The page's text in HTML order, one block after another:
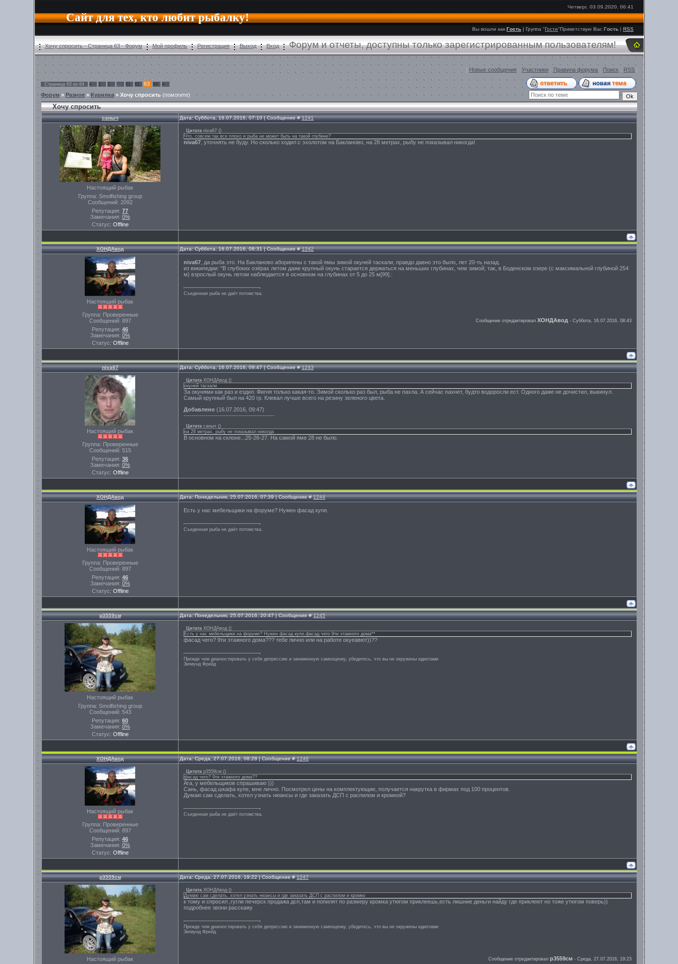
Сайт для тех, кто любит рыбалку!
Четверг, 03.09.2020, 06:41
Вы вошли как Гость|Группа"Гости"Приветствую Вас Гость |RSS
Хочу спросить - Страница 63 - Форум Мой профиль Регистрация Выход Вход Форум и отчеты, доступны только зарегистрированным пользователям!
[ Новые сообщения Участники Правила форума Поиск RSS ]
Страница 63 из 64 « 1 2 … 61 62 63 64 »
Форум» Разное » Курилка» Хочу спросить (помогите)
Хочу спросить
саныч Дата: Суббота, 16.07.2016, 07:10 | Сообщение #1241
Настоящий рыбак
Группа: Smolfishing group
Сообщений: 2092
Репутация: 77
Замечания: 0%
Статус: Offline
Цитата niva67 ()
Что, совсем так все плохо и рыба не может быть на такой глубине?
niva67 , уточнять не буду. Но сколько ходил с эхолотом на Бакланово, на 28 метрах, рыбу не показывал никогда!
ХОНДАвод Дата: Суббота, 16.07.2016, 08:31 | Сообщение #1242
Настоящий рыбак
Группа: Проверенные
Сообщений: 897
Репутация: 46
Замечания: 0%
Статус: Offline
niva67 , да рыба это. На Бакланово аборигены с такой ямы зимой окуней таскали, правдо давно это было, лет 20-ть назад.
из википедии: "В глубоких озёрах летом даже крупный окунь старается держаться на меньших глубинах, чем зимой; так, в Боденском озере (с максимальной глубиной 254
м) взрослый окунь летом наблюдается в основном на глубинах от 5 до 25 м[99].:
Съеденная рыба не даёт потомства.
Сообщение отредактировал ХОНДАвод - Суббота, 16.07.2016, 08:43
niva67 Дата: Суббота, 16.07.2016, 09:47 | Сообщение #1243
Настоящий рыбак
Группа: Проверенные
Сообщений: 515
Репутация: 36
Замечания: 0%
Статус: Offline
Цитата ХОНДАвод ()
окуней таскали
За окунями как раз и ездил. Фигня только какая-то. Зимой сколько раз был, рыба не пахла. А сейчас пахнет, будто водоросли ест. Одного даже не дочистил, выкинул.
Самый крупный был на 420 гр. Клевал лучше всего на резину зеленого цвета.
Добавлено (16.07.2016, 09:47)
---------------------------------------------
Цитата саныч ()
на 28 метрах, рыбу не показывал никогда
В основном на склоне...25-26-27. На самой яме 28 не было.
ХОНДАвод Дата: Понедельник, 25.07.2016, 07:39 | Сообщение #1244
Настоящий рыбак
Группа: Проверенные
Сообщений: 897
Репутация: 46
Замечания: 0%
Статус: Offline
Есть у нас мебельщики на форуме? Нужен фасад купе.
Съеденная рыба не даёт потомства.
р3559см Дата: Понедельник, 25.07.2016, 20:47 | Сообщение #1245
Настоящий рыбак
Группа: Smolfishing group
Сообщений: 543
Репутация: 60
Замечания: 0%
Статус: Offline
Цитата ХОНДАвод ()
Есть у нас мебельщики на форуме? Нужен фасад купе.фасад чего 9ти этажного дома**
фасад чего? 9ти этажного дома??? тебе лично или на работе окуеавют))??
Прежде чем диагностировать у себя депрессию и заниженную самооценку, убедитесь, что вы не окружены идиотами
Зигмунд Фрейд
ХОНДАвод Дата: Среда, 27.07.2016, 08:28 | Сообщение #1246
Настоящий рыбак
Группа: Проверенные
Сообщений: 897
Репутация: 46
Замечания: 0%
Статус: Offline
Цитата р3559см ()
фасад чего? 9ти этажного дома??
Ага, у мебельщиков спрашиваю )))
Сань, фасад шкафа купе, мне лично. Посмотрел цены на комплектующие, получается накрутка в фирмах под 100 процентов.
Думаю сам сделать, хотел узнать нюансы и где заказать ДСП с распилом и кромкой?
Съеденная рыба не даёт потомства.
р3559см Дата: Среда, 27.07.2016, 19:22 | Сообщение #1247
Настоящий рыбак
Цитата ХОНДАвод ()
Думаю сам сделать, хотел узнать нюансы и где заказать ДСП с распилом и кромко
к тому и спросил ,гугли печерск продажа дсп,там и попилят по размеру кромка утюгом приклеешь,есть лишние деньги найду где приклеют но тоже утюгом поверь))
подробнее звони расскажу
Прежде чем диагностировать у себя депрессию и заниженную самооценку, убедитесь, что вы не окружены идиотами
Зигмунд Фрейд
Сообщение отредактировал р3559см - Среда, 27.07.2016, 19:23